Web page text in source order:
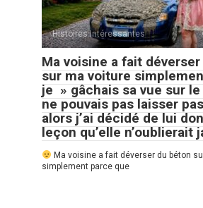
Histoires Intéressantes
Ma voisine a fait
sur ma voiture
je » gâchais sa vue sur
ne pouvais pas laisser
alors j’ai décidé de lui
leçon qu’elle n’oublierait
Ma voisine a fait déverser du béton
simplement parce que